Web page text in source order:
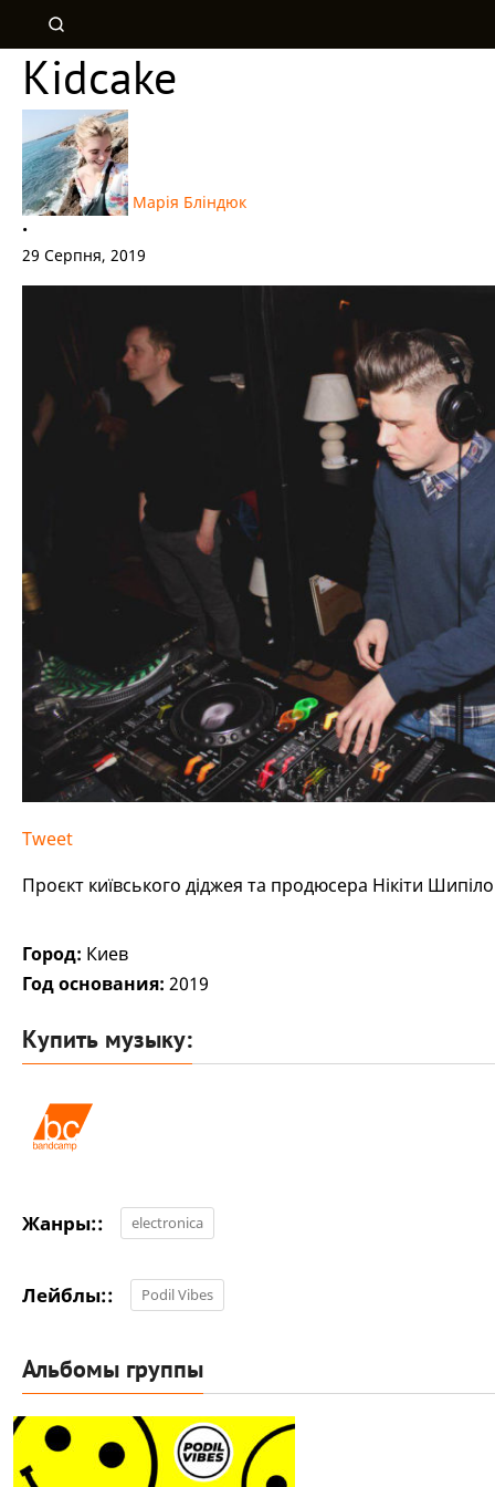
Kidcake
Марія Бліндюк
•
29 Серпня, 2019
Tweet
Проєкт київського діджея та продюсера Нікіти
Город: Киев
Год основания: 2019
Купить музыку:
Жанры:: electronica
Лейблы:: Podil Vibes
Альбомы группы